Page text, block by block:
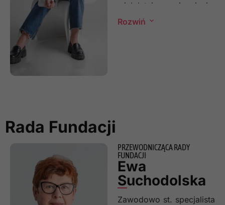
wieloletnie osiągnięcia,
została uhonorowana
autorem i prelegentem
szkoleń z zakresu
prawnej ochrony
zwierząt
oraz organizatorem
Rozwiń
Rada Fundacji
PRZEWODNICZĄCA RADY
FUNDACJI
Ewa
Suchodolska
Zawodowo st. specjalista